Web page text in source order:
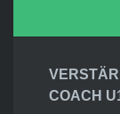
COACH